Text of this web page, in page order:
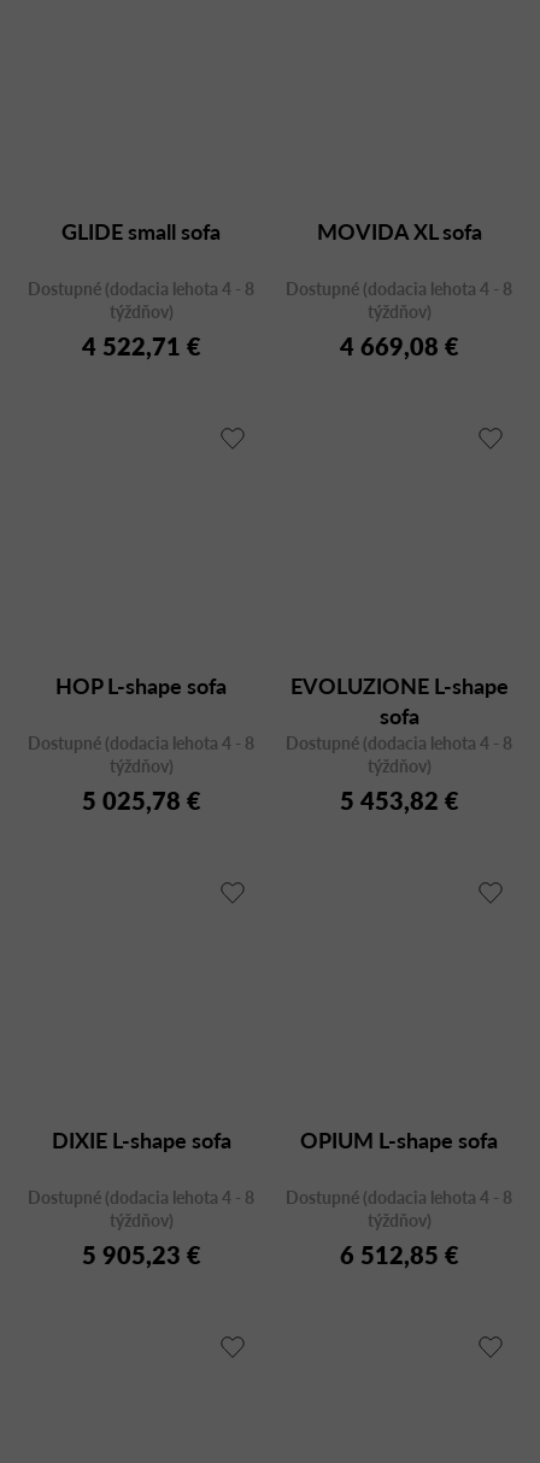
GLIDE small sofa
Dostupné (dodacia lehota 4 - 8
týždňov)
4 522,71 €
MOVIDA XL sofa
Dostupné (dodacia lehota 4 - 8
týždňov)
4 669,08 €
HOP L-shape sofa
Dostupné (dodacia lehota 4 - 8
týždňov)
5 025,78 €
EVOLUZIONE L-shape
sofa
Dostupné (dodacia lehota 4 - 8
týždňov)
5 453,82 €
DIXIE L-shape sofa
Dostupné (dodacia lehota 4 - 8
týždňov)
5 905,23 €
OPIUM L-shape sofa
Dostupné (dodacia lehota 4 - 8
týždňov)
6 512,85 €